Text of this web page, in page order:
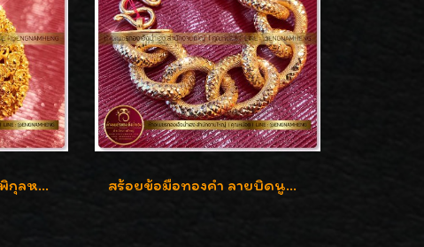
สร้อยข้อมือทองคำลายพิกุลหลังเต่า น้ำหนัก 86.6g ( 5.71 บาท ) หน้ากว้าง 20 มิล สร้อยข้อมือทองคำ ลายบิดนูนแกะลาย ทองคำ 96.5% น้ำหนัก 5 บาท สวยค่ะ